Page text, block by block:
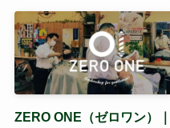
ZERO ONE（ゼロワン）｜